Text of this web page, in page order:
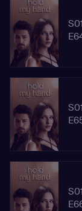
S01
S01
S01